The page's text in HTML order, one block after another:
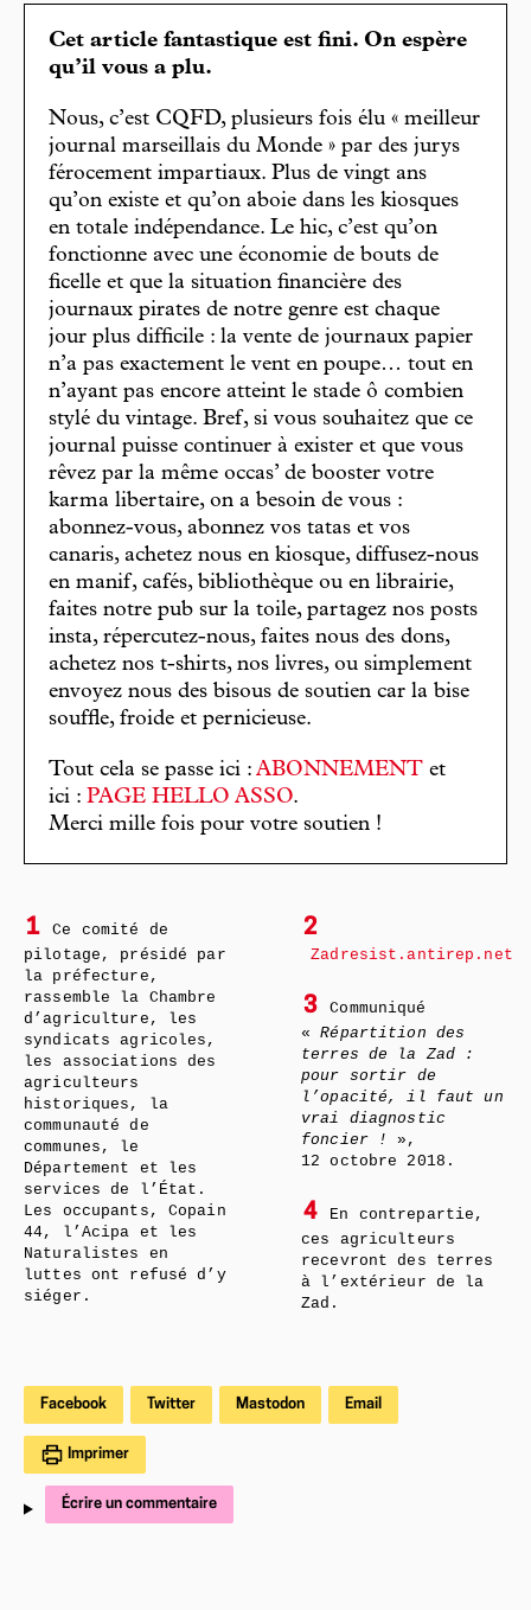
Cet article fantastique est fini. On espère
qu’il vous a plu.
Nous, c’est CQFD, plusieurs fois élu « meilleur
journal marseillais du Monde » par des jurys
férocement impartiaux. Plus de vingt ans
qu’on existe et qu’on aboie dans les kiosques
en totale indépendance. Le hic, c’est qu’on
fonctionne avec une économie de bouts de
ficelle et que la situation financière des
journaux pirates de notre genre est chaque
jour plus difficile : la vente de journaux papier
n’a pas exactement le vent en poupe… tout en
n’ayant pas encore atteint le stade ô combien
stylé du vintage. Bref, si vous souhaitez que ce
journal puisse continuer à exister et que vous
rêvez par la même occas’ de booster votre
karma libertaire, on a besoin de vous :
abonnez-vous, abonnez vos tatas et vos
canaris, achetez nous en kiosque, diffusez-nous
en manif, cafés, bibliothèque ou en librairie,
faites notre pub sur la toile, partagez nos posts
insta, répercutez-nous, faites nous des dons,
achetez nos t-shirts, nos livres, ou simplement
envoyez nous des bisous de soutien car la bise
souffle, froide et pernicieuse.
Tout cela se passe ici : ABONNEMENT et
ici : PAGE HELLO ASSO.
Merci mille fois pour votre soutien !
1
Ce comité de
pilotage, présidé par
la préfecture,
rassemble la Chambre
d’agriculture, les
syndicats agricoles,
les associations des
agriculteurs
historiques, la
communauté de
communes, le
Département et les
services de l’État.
Les occupants, Copain
44, l’Acipa et les
Naturalistes en
luttes ont refusé d’y
siéger.
2
Zadresist.antirep.net
3
Communiqué
«Répartition des
terres de la Zad :
pour sortir de
l’opacité, il faut un
vrai diagnostic
foncier !
»,
12 octobre 2018.
4
En contrepartie,
ces agriculteurs
recevront des terres
à l’extérieur de la
Zad.
Facebook Twitter Mastodon Email
Imprimer
Écrire un commentaire